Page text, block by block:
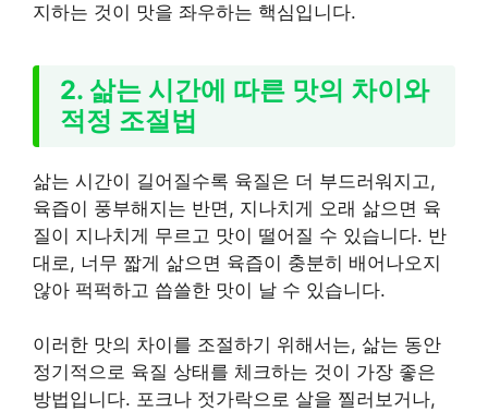
지하는 것이 맛을 좌우하는 핵심입니다.
2. 삶는 시간에 따른 맛의 차이와
적정 조절법
삶는 시간이 길어질수록 육질은 더 부드러워지고,
육즙이 풍부해지는 반면, 지나치게 오래 삶으면 육
질이 지나치게 무르고 맛이 떨어질 수 있습니다. 반
대로, 너무 짧게 삶으면 육즙이 충분히 배어나오지
않아 퍽퍽하고 씁쓸한 맛이 날 수 있습니다.
이러한 맛의 차이를 조절하기 위해서는, 삶는 동안
정기적으로 육질 상태를 체크하는 것이 가장 좋은
방법입니다. 포크나 젓가락으로 살을 찔러보거나,